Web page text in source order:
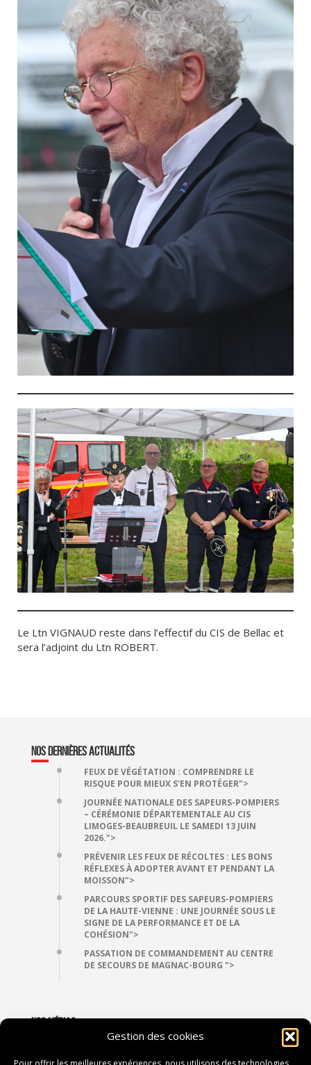
Gestion des cookies
Le Ltn VIGNAUD reste dans l’effectif du CIS de Bellac et
sera l’adjoint du Ltn ROBERT.
NOS DERNIÈRES ACTUALITÉS
FEUX DE VÉGÉTATION : COMPRENDRE LE
RISQUE POUR MIEUX S’EN PROTÉGER">
JOURNÉE NATIONALE DES SAPEURS-POMPIERS
– CÉRÉMONIE DÉPARTEMENTALE AU CIS
LIMOGES-BEAUBREUIL LE SAMEDI 13 JUIN
2026.">
PRÉVENIR LES FEUX DE RÉCOLTES : LES BONS
RÉFLEXES À ADOPTER AVANT ET PENDANT LA
MOISSON">
PARCOURS SPORTIF DES SAPEURS-POMPIERS
DE LA HAUTE-VIENNE : UNE JOURNÉE SOUS LE
SIGNE DE LA PERFORMANCE ET DE LA
COHÉSION">
PASSATION DE COMMANDEMENT AU CENTRE
DE SECOURS DE MAGNAC-BOURG ">
NOS MÉDIAS
VIDÉOTHÈQUE
PHOTOTHÈQUE